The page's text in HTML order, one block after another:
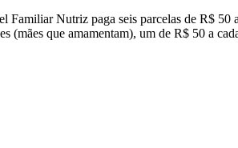
Nutriz paga seis parcelas de R$ 50
que amamentam), um de R$ 50 a